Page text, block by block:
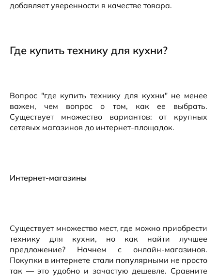
добавляет уверенности в качестве товара.
Где купить технику для кухни?
Вопрос "где купить технику для кухни" не менее
важен, чем вопрос о том, как ее выбрать.
Существует множество вариантов: от крупных
сетевых магазинов до интернет-площадок.
Интернет-магазины
Существует множество мест, где можно приобрести
технику для кухни, но как найти лучшее
предложение? Начнем с онлайн-магазинов.
Покупки в интернете стали популярными не просто
так — это удобно и зачастую дешевле. Сравните